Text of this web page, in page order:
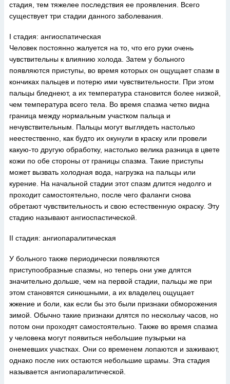
стадия, тем тяжелее последствия ее проявления. Всего
существует три стадии данного заболевания.
I стадия: ангиоспатическая
Человек постоянно жалуется на то, что его руки очень
чувствительны к влиянию холода. Затем у больного
появляются приступы, во время которых он ощущает спазм в
кончиках пальцев и потерю ими чувствительности. При этом
пальцы бледнеют, а их температура становится более низкой,
чем температура всего тела. Во время спазма четко видна
граница между нормальным участком пальца и
нечувствительным. Пальцы могут выглядеть настолько
неестественно, как будто их окунули в краску или провели
какую-то другую обработку, настолько велика разница в цвете
кожи по обе стороны от границы спазма. Такие приступы
может вызвать холодная вода, нагрузка на пальцы или
курение. На начальной стадии этот спазм длится недолго и
проходит самостоятельно, после чего фаланги снова
обретают чувствительность и свою естественную окраску. Эту
стадию называют ангиоспастической.
II стадия: ангиопаралитическая
У больного также периодически появляются
приступообразные спазмы, но теперь они уже длятся
значительно дольше, чем на первой стадии, пальцы же при
этом становятся синюшными, а их владелец ощущает
жжение и боли, как если бы это были признаки обморожения
зимой. Обычно такие признаки длятся по нескольку часов, но
потом они проходят самостоятельно. Также во время спазма
у человека могут появиться небольшие пузырьки на
онемевших участках. Они со временем лопаются и заживают,
однако после них остаются небольшие шрамы. Эта стадия
называется ангиопаралитической.